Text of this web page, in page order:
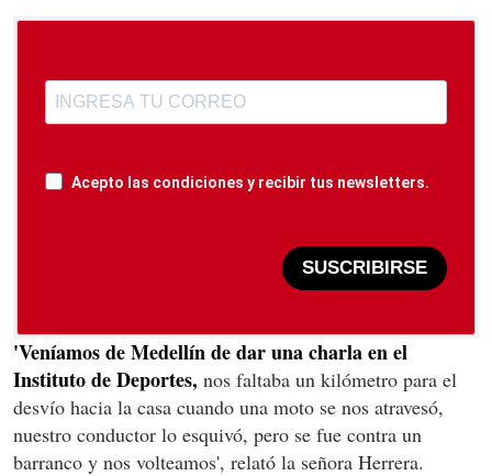
Acepto las condiciones y recibir tus newsletters.
SUSCRIBIRSE
'Veníamos de Medellín de dar una charla en el
Instituto de Deportes, nos faltaba un kilómetro para el
desvío hacia la casa cuando una moto se nos atravesó,
nuestro conductor lo esquivó, pero se fue contra un
barranco y nos volteamos', relató la señora Herrera.